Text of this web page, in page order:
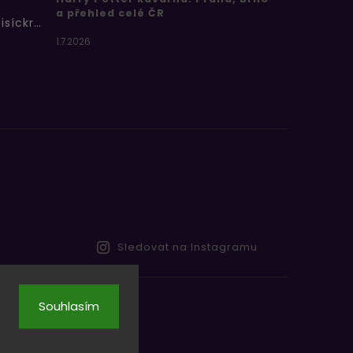
Souhlasím
Bertíkovy fazolky tisíckrát jinak
a přehled celé ČR
1.7.2026
Sledovat na Instagramu